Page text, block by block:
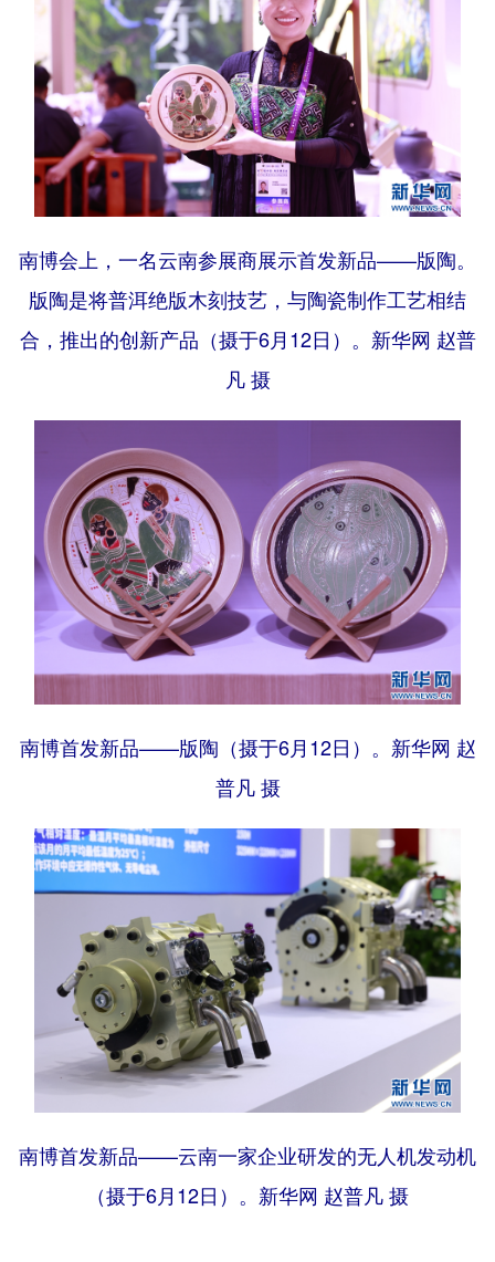
南博会上，一名云南参展商展示首发新品——版陶。
版陶是将普洱绝版木刻技艺，与陶瓷制作工艺相结
合，推出的创新产品（摄于6月12日）。新华网 赵普
凡 摄
南博首发新品——版陶（摄于6月12日）。新华网 赵
普凡 摄
南博首发新品——云南一家企业研发的无人机发动机
（摄于6月12日）。新华网 赵普凡 摄